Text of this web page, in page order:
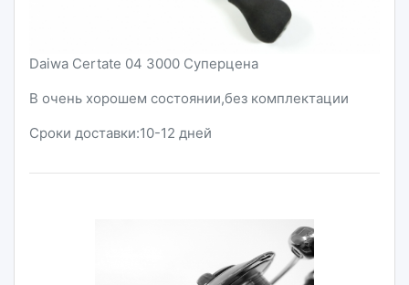
Daiwa Certate 04 3000 Суперцена
В очень хорошем состоянии,без комплектации
Сроки доставки:10-12 дней